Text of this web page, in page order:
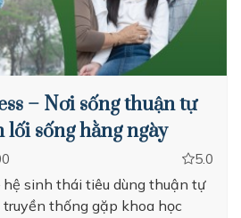
– Nơi sống thuận tự
sống hằng ngày
5.0
sinh thái tiêu dùng thuận tự
thống gặp khoa học